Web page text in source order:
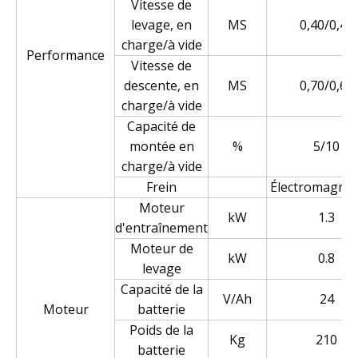
Performance
Vitesse de
levage, en
charge/à vide
MS 0,40/0,40
Vitesse de
descente, en
charge/à vide
MS 0,70/0,60
Capacité de
montée en
charge/à vide
% 5/10
Frein
Moteur
Moteur
d'entraînement
kW
1.3
Moteur de
levage
kW
0.8
Capacité de la
batterie
V/Ah
24
Poids de la
batterie
Kg 210